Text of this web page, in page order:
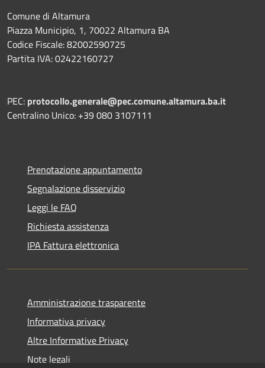
Comune di Altamura
Piazza Municipio, 1, 70022 Altamura BA
Codice Fiscale: 82002590725
Partita IVA: 02422160727
PEC: protocollo.generale@pec.comune.altamura.ba.it
Centralino Unico: +39 080 3107111
Prenotazione appuntamento
Segnalazione disservizio
Leggi le FAQ
Richiesta assistenza
IPA Fattura elettronica
Amministrazione trasparente
Informativa privacy
Altre Informative Privacy
Note legali